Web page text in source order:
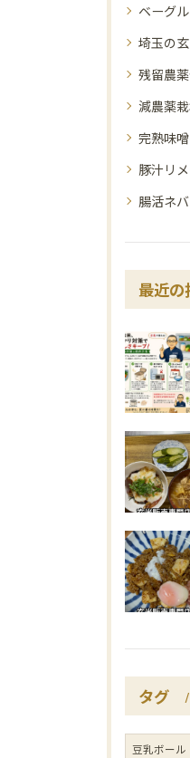
ベーグル
埼玉の
残留農
減農薬
完熟味
豚汁リ
腸活ネ
最近の
タグ
豆乳ボール